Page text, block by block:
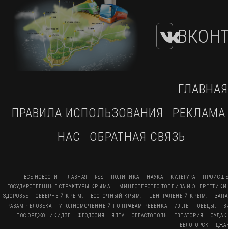
ГЛАВНАЯ
ПРАВИЛА ИСПОЛЬЗОВАНИЯ
РЕКЛАМА
НАС
ОБРАТНАЯ СВЯЗЬ
ВСЕ НОВОСТИ ГЛАВНАЯ RSS ПОЛИТИКА НАУКА КУЛЬТУРА
ГОСУДАРСТВЕННЫЕ СТРУКТУРЫ КРЫМА.
МИНЕСТЕРСТВО ТОПЛИВА И
ЗДОРОВЬЕ
СЕВЕРНЫЙ КРЫМ. ВОСТОЧНЫЙ КРЫМ. ЦЕНТРАЛЬНЫЙ КРЫМ.
ПРАВАМ ЧЕЛОВЕКА
УПОЛНОМОЧЕННЫЙ ПО ПРАВАМ РЕБЁНКА 70 ЛЕТ ПОБЕДЫ.
ПОС.ОРДЖОНИКИДЗЕ
ФЕОДОСИЯ ЯЛТА СЕВАСТОПОЛЬ ЕВПАТОРИЯ
СУДАК
БЕЛОГОРСК